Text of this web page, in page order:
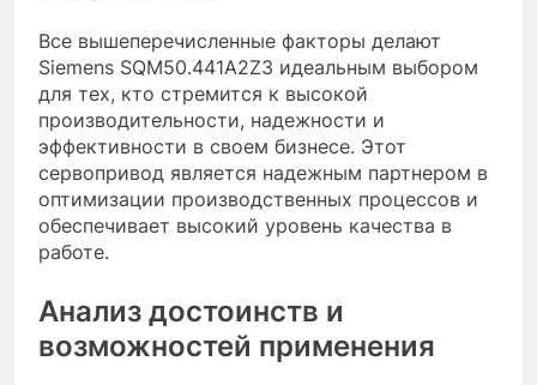
Все вышеперечисленные факторы делают
Siemens SQM50.441A2Z3 идеальным выбором
для тех, кто стремится к высокой
производительности, надежности и
эффективности в своем бизнесе. Этот
сервопривод является надежным партнером в
оптимизации производственных процессов и
обеспечивает высокий уровень качества в
работе.
Анализ достоинств и
возможностей применения